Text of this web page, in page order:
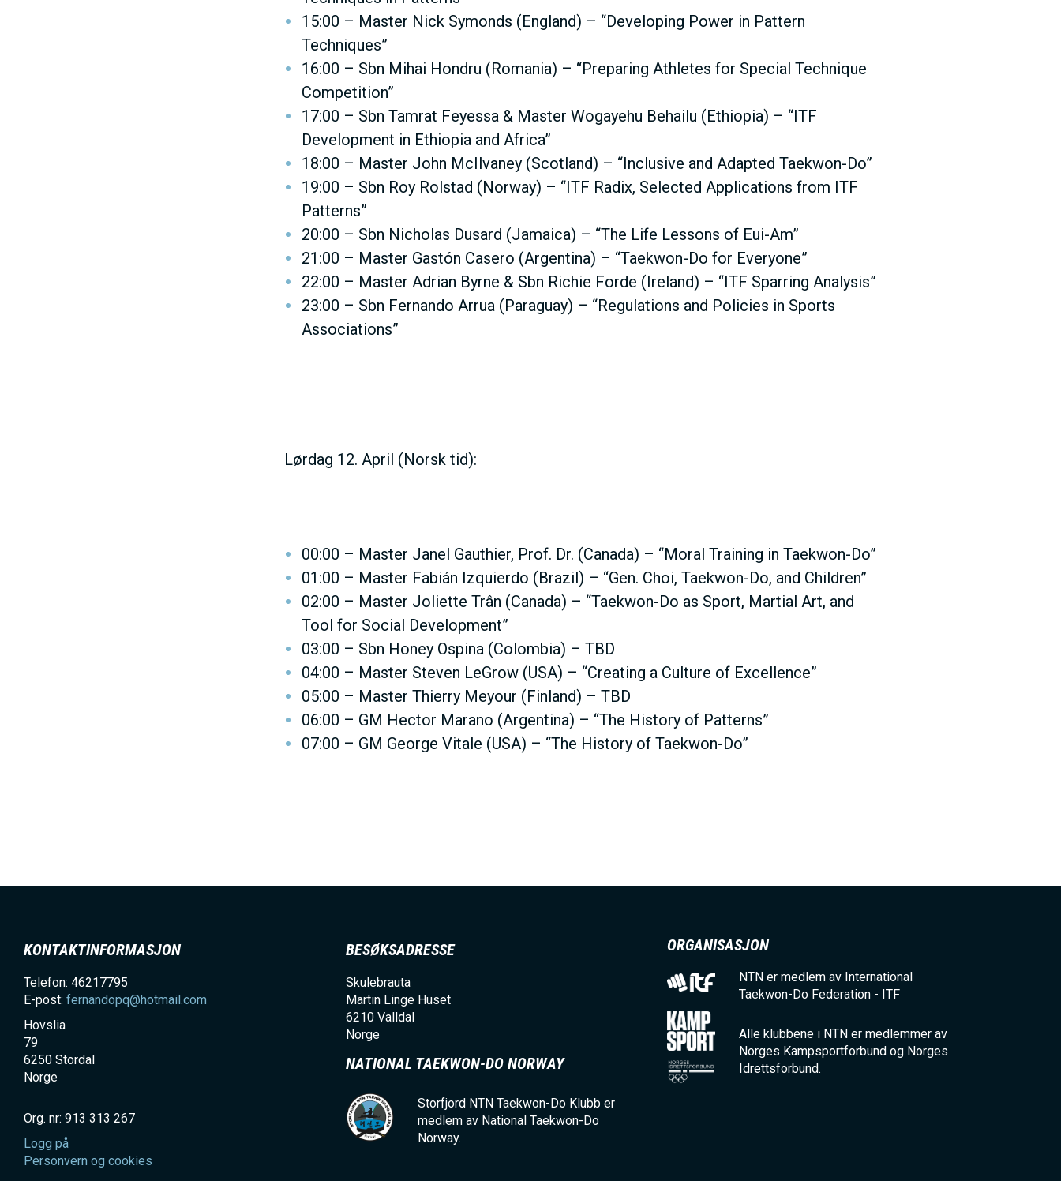
15:00 – Master Nick Symonds (England) – “Developing Power in Pattern
Techniques”
16:00 – Sbn Mihai Hondru (Romania) – “Preparing Athletes for Special Technique
Competition”
17:00 – Sbn Tamrat Feyessa & Master Wogayehu Behailu (Ethiopia) – “ITF
Development in Ethiopia and Africa”
18:00 – Master John McIlvaney (Scotland) – “Inclusive and Adapted Taekwon-Do”
19:00 – Sbn Roy Rolstad (Norway) – “ITF Radix, Selected Applications from ITF
Patterns”
20:00 – Sbn Nicholas Dusard (Jamaica) – “The Life Lessons of Eui-Am”
21:00 – Master Gastón Casero (Argentina) – “Taekwon-Do for Everyone”
22:00 – Master Adrian Byrne & Sbn Richie Forde (Ireland) – “ITF Sparring Analysis”
23:00 – Sbn Fernando Arrua (Paraguay) – “Regulations and Policies in Sports
Associations”
Lørdag 12. April (Norsk tid):
00:00 – Master Janel Gauthier, Prof. Dr. (Canada) – “Moral Training in Taekwon-Do”
01:00 – Master Fabián Izquierdo (Brazil) – “Gen. Choi, Taekwon-Do, and Children”
02:00 – Master Joliette Trân (Canada) – “Taekwon-Do as Sport, Martial Art, and
Tool for Social Development”
03:00 – Sbn Honey Ospina (Colombia) – TBD
04:00 – Master Steven LeGrow (USA) – “Creating a Culture of Excellence”
05:00 – Master Thierry Meyour (Finland) – TBD
06:00 – GM Hector Marano (Argentina) – “The History of Patterns”
07:00 – GM George Vitale (USA) – “The History of Taekwon-Do”
KONTAKTINFORMASJON
Telefon: 46217795
E-post: fernandopq@hotmail.com
Hovslia
79
6250 Stordal
Norge
Org. nr: 913 313 267
Logg på
Personvern og cookies
BESØKSADRESSE
Skulebrauta
Martin Linge Huset
6210 Valldal
Norge
NATIONAL TAEKWON-DO NORWAY
Storfjord NTN Taekwon-Do Klubb er
medlem av National Taekwon-Do
Norway.
ORGANISASJON
NTN er medlem av International
Taekwon-Do Federation - ITF
Alle klubbene i NTN er medlemmer av
Norges Kampsportforbund og Norges
Idrettsforbund.